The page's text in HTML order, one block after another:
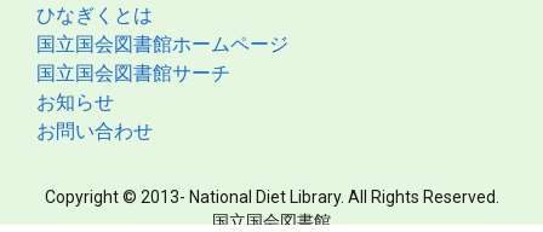
ひなぎくとは
国立国会図書館ホームページ
国立国会図書館サーチ
お知らせ
お問い合わせ
Copyright © 2013- National Diet Library. All Rights Reserved.